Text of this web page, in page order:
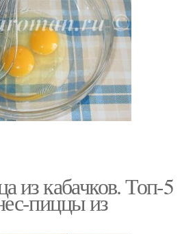
из кабачков. Топ-5
пиццы из